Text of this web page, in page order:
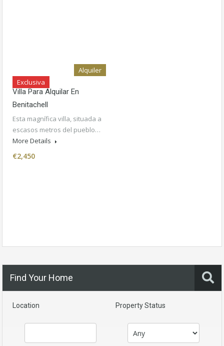
Exclusiva
Alquiler
Villa Para Alquilar En
Benitachell
Esta magnífica villa, situada a
escasos metros del pueblo…
More Details
€2,450
Find Your Home
Location Property Status